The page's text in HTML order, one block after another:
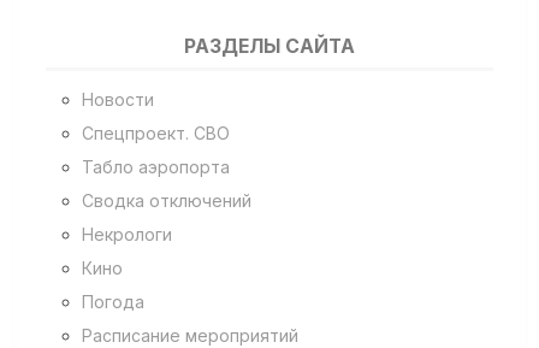
РАЗДЕЛЫ САЙТА
Новости
Спецпроект. СВО
Табло аэропорта
Сводка отключений
Некрологи
Кино
Погода
Расписание мероприятий